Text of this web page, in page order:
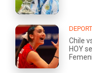
Chile
HOY